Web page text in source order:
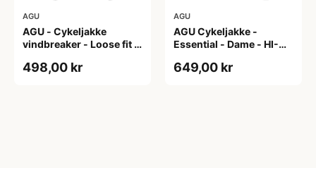
AGU
AGU - Cykeljakke
vindbreaker - Loose fit -
498,00 kr
AGU
AGU Cykeljakke -
Essential - Dame - HI-
649,00 kr